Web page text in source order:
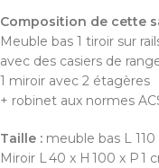
Composition de cette
Meuble bas 1 tiroir sur
avec des casiers de
1 miroir avec 2 étagères
+ robinet aux normes
Taille : meuble bas L
Miroir L 40 x H 100 x P 1